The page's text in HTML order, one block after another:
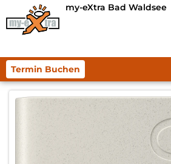
my-eXtra Bad Waldsee
Termin Buchen